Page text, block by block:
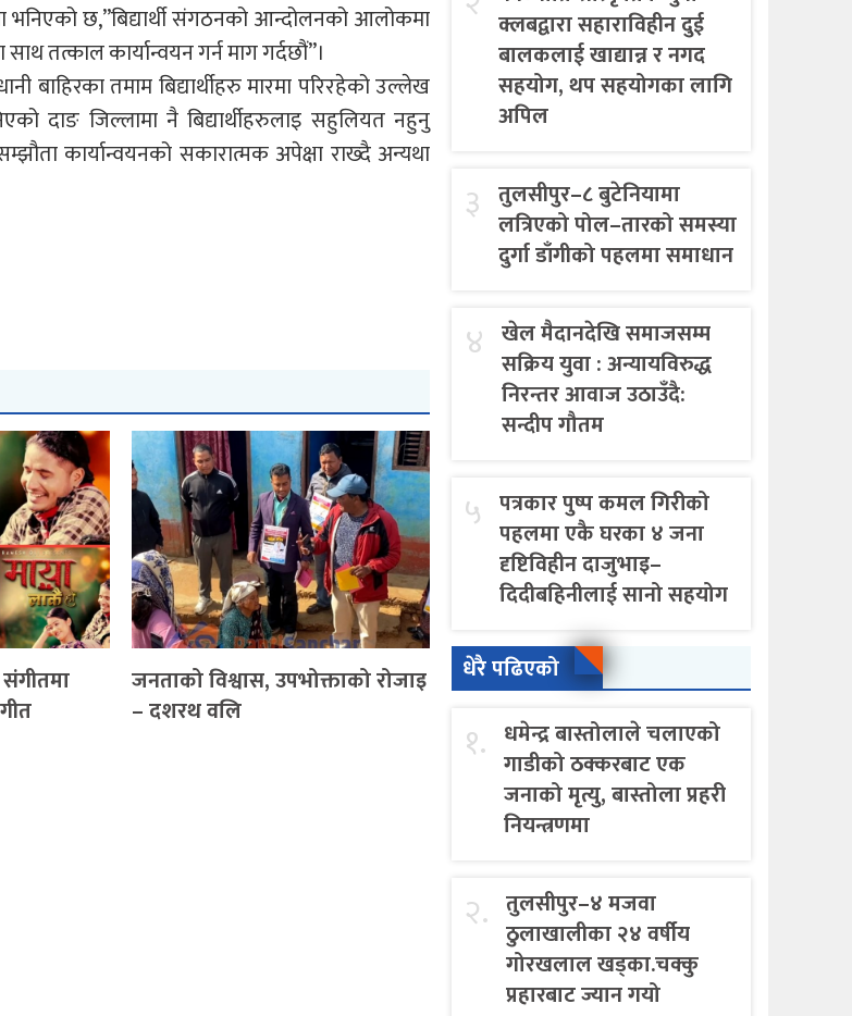
भनिएको छ,”बिद्यार्थी संगठनको आन्दोलनको आलोकमा
तत्काल कार्यान्वयन गर्न माग गर्दछौं”।
बाहिरका तमाम बिद्यार्थीहरु मारमा परिरहेको उल्लेख
दाङ जिल्लामा नै बिद्यार्थीहरुलाइ सहुलियत नहुनु
कार्यान्वयनको सकारात्मक अपेक्षा राख्दै अन्यथा
जनताको विश्वास, उपभोक्ताको रोजाइ
– दशरथ वलि
क्लबद्वारा सहाराविहीन दुई
बालकलाई खाद्यान्न र नगद
सहयोग, थप सहयोगका लागि
अपिल
३ तुलसीपुर–८ बुटेनियामा
लत्रिएको पोल–तारको समस्या
दुर्गा डाँगीको पहलमा समाधान
४ खेल मैदानदेखि समाजसम्म
सक्रिय युवा : अन्यायविरुद्ध
निरन्तर आवाज उठाउँदै:
सन्दीप गौतम
५ पत्रकार पुष्प कमल गिरीको
पहलमा एकै घरका ४ जना
दृष्टिविहीन दाजुभाइ–
दिदीबहिनीलाई सानो सहयोग
धेरै पढिएको
१. धमेन्द्र बास्तोलाले चलाएको
गाडीको ठक्करबाट एक
जनाको मृत्यु, बास्तोला प्रहरी
नियन्त्रणमा
२. तुलसीपुर–४ मजवा
ठुलाखालीका २४ वर्षीय
गोरखलाल खड्का.चक्कु
प्रहारबाट ज्यान गयो